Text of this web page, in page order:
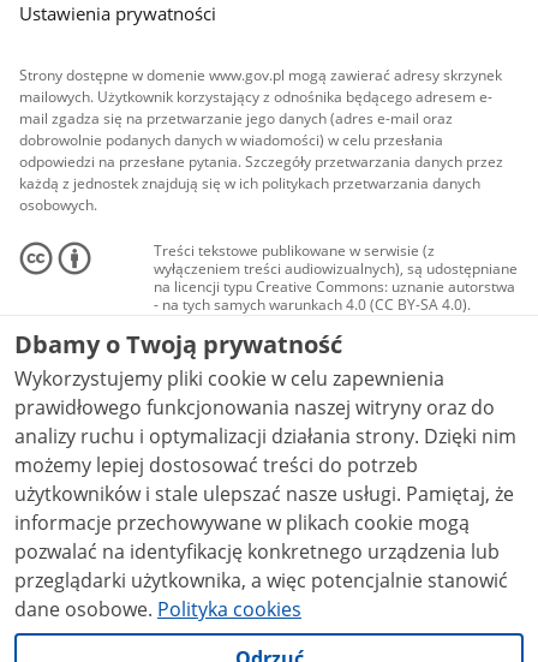
Ustawienia prywatności
Strony dostępne w domenie www.gov.pl mogą zawierać adresy skrzynek
mailowych. Użytkownik korzystający z odnośnika będącego adresem e-
mail zgadza się na przetwarzanie jego danych (adres e-mail oraz
dobrowolnie podanych danych w wiadomości) w celu przesłania
odpowiedzi na przesłane pytania. Szczegóły przetwarzania danych przez
każdą z jednostek znajdują się w ich politykach przetwarzania danych
osobowych.
Treści tekstowe publikowane w serwisie (z
wyłączeniem treści audiowizualnych), są udostępniane
na licencji typu Creative Commons: uznanie autorstwa
- na tych samych warunkach 4.0 (CC BY-SA 4.0).
Materiały audiowizualne, w tym zdjęcia, materiały
audio i wideo, są udostępniane na licencji typu
Creative Commons: uznanie autorstwa użycie
niekomercyjne - bez utworów zależnych 4.0 (CC BY-
NC-ND 4.0), o ile nie jest to stwierdzone inaczej.
Dbamy o Twoją prywatność
Wykorzystujemy pliki cookie w celu zapewnienia
prawidłowego funkcjonowania naszej witryny oraz do
analizy ruchu i optymalizacji działania strony. Dzięki nim
możemy lepiej dostosować treści do potrzeb
użytkowników i stale ulepszać nasze usługi. Pamiętaj, że
informacje przechowywane w plikach cookie mogą
pozwalać na identyfikację konkretnego urządzenia lub
przeglądarki użytkownika, a więc potencjalnie stanowić
dane osobowe. Polityka cookies